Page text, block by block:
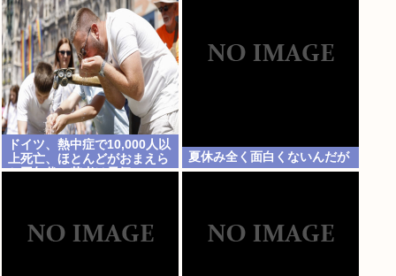
ドイツ、熱中症で10,000人以
上死亡、ほとんどがおまえら
と同年代、若者は元気
夏休み全く面白くないんだが